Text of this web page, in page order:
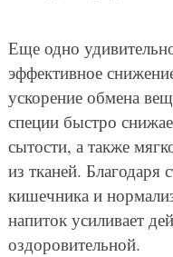
Еще одно
эффективное
ускорение обмена
специи быстро
сытости, а также
из тканей. Благодаря
кишечника и
напиток усиливает
оздоровительной.